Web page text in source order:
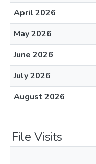
April 2026
May 2026
June 2026
July 2026
August 2026
File Visits